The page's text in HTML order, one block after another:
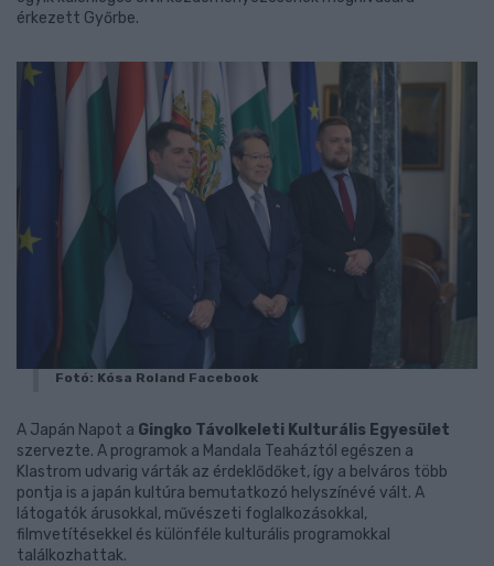
érkezett Győrbe.
Fotó: Kósa Roland Facebook
A Japán Napot a Gingko Távolkeleti Kulturális Egyesület
szervezte. A programok a Mandala Teaháztól egészen a
Klastrom udvarig várták az érdeklődőket, így a belváros több
pontja is a japán kultúra bemutatkozó helyszínévé vált. A
látogatók árusokkal, művészeti foglalkozásokkal,
filmvetítésekkel és különféle kulturális programokkal
találkozhattak.